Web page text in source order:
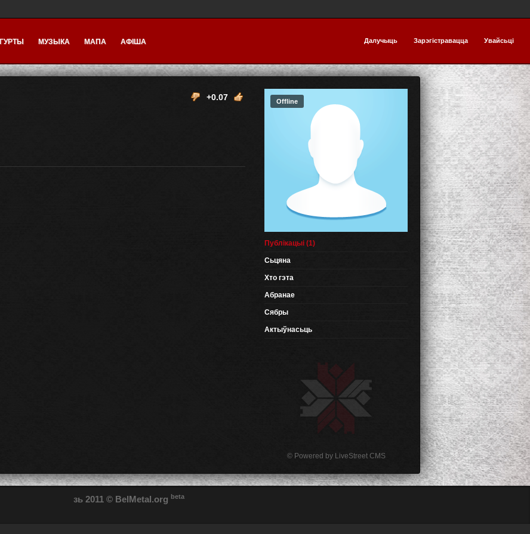
Далучыць Зарэгістравацца Увайсьці
ГУРТЫ МУЗЫКА МАПА АФІША
Offline
Публікацыі (1)
Сьцяна
Хто гэта
Абранае
Сябры
Актыўнасьць
© Powered by LiveStreet CMS
+0.07
зь 2011 © BelMetal.org beta